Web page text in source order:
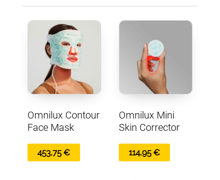
Omnilux Contour
Face Mask
453,75€
Omnilux Mini
Skin Corrector
114,95€